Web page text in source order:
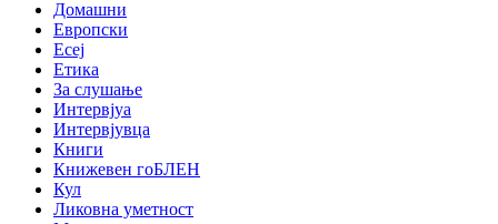
Домашни
Европски
Есеј
Етика
За слушање
Интервјуа
Интервјувца
Книги
Книжевен гоБЛЕН
Кул
Ликовна уметност